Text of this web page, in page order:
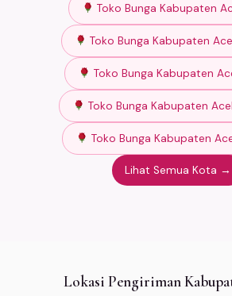
Toko Bunga Kabupaten
Toko Bunga Kabupaten
Toko Bunga Kabupaten
Toko Bunga Kabupaten
Toko Bunga Kabupaten
Lihat Semua Kota →
Lokasi Pengiriman